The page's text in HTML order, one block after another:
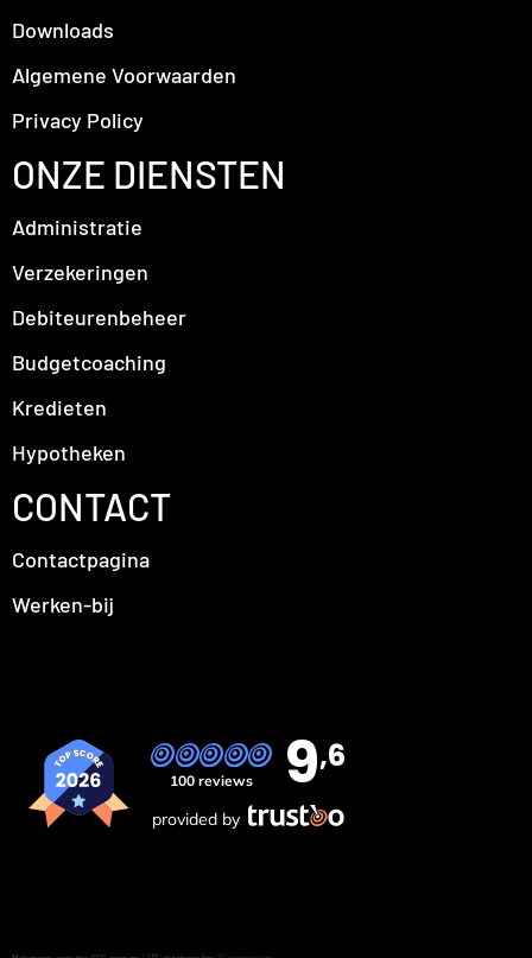
Downloads
Algemene Voorwaarden
Privacy Policy
ONZE DIENSTEN
Administratie
Verzekeringen
Debiteurenbeheer
Budgetcoaching
Kredieten
Hypotheken
CONTACT
Contactpagina
Werken-bij
100 reviews 9,6
provided by